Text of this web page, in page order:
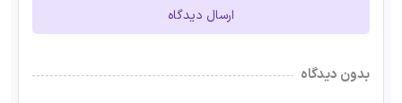
ارسال دیدگاه
بدون دیدگاه